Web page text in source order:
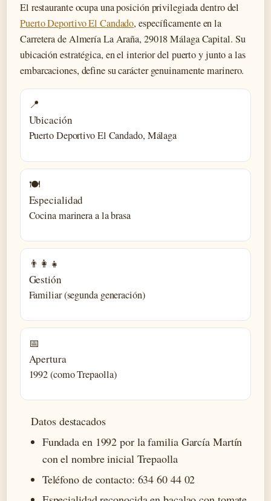
El restaurante ocupa una posición privilegiada dentro del
Puerto Deportivo El Candado, específicamente en la
Carretera de Almería La Araña, 29018 Málaga Capital. Su
ubicación estratégica, en el interior del puerto y junto a las
embarcaciones, define su carácter genuinamente marinero.
📍
Ubicación
Puerto Deportivo El Candado, Málaga
🍽️
Especialidad
Cocina marinera a la brasa
👨‍👩‍👧
Gestión
Familiar (segunda generación)
📅
Apertura
1992 (como Trepaolla)
Datos destacados
Fundada en 1992 por la familia García Martín
con el nombre inicial Trepaolla
Teléfono de contacto: 634 60 44 02